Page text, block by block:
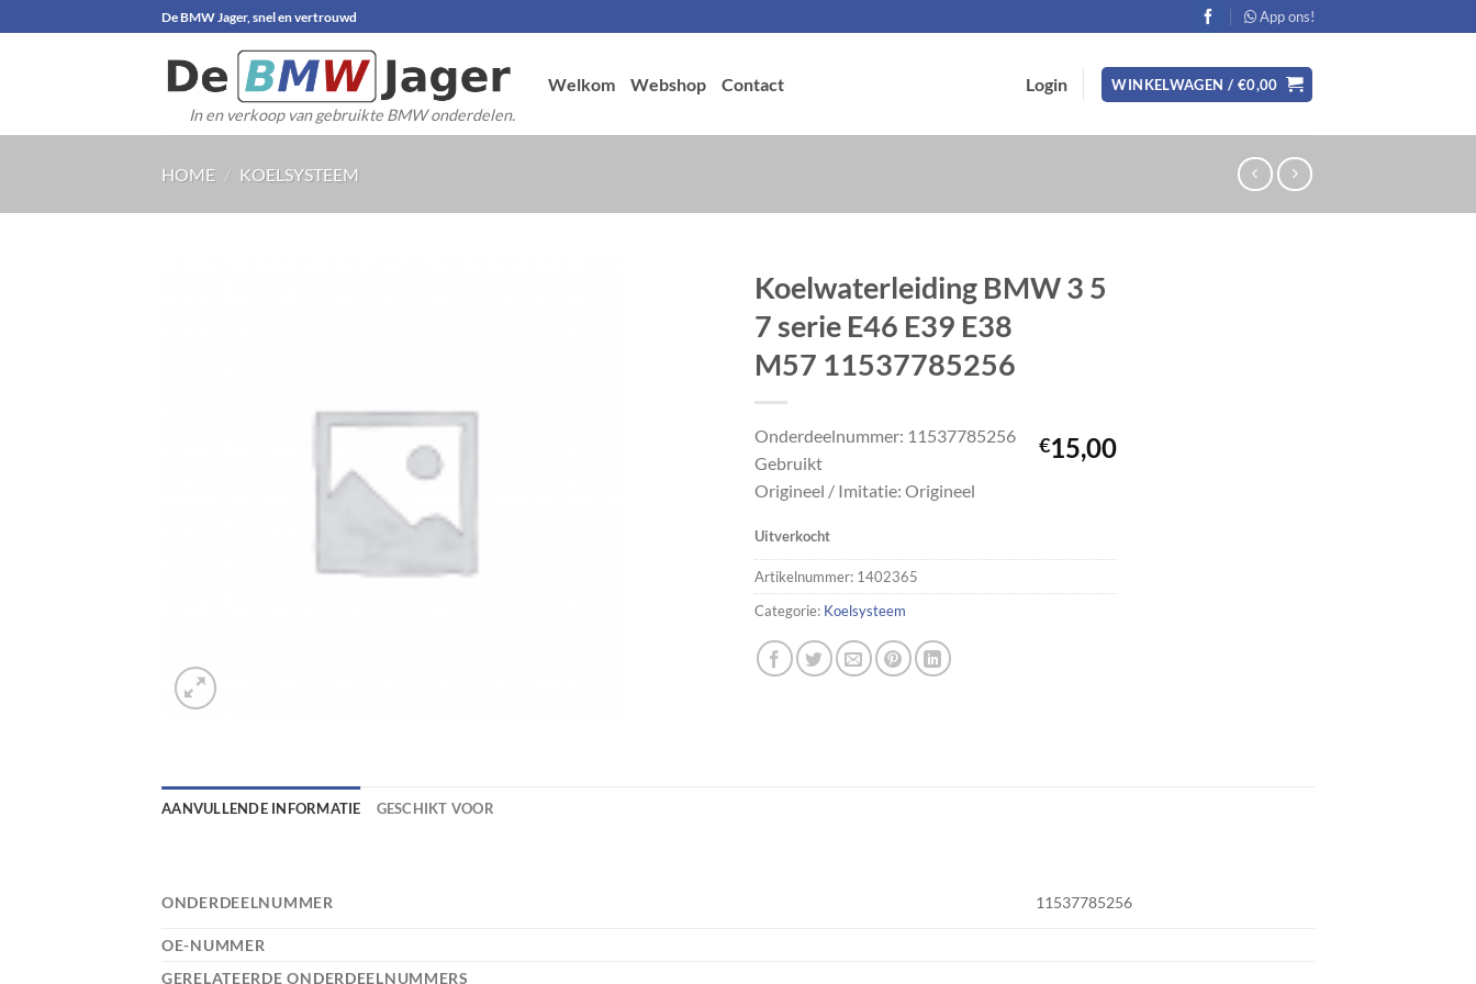
naar
De BMW Jager, snel en vertrouwd App ons!
In en verkoop van gebruikte BMW onderdelen.
Welkom Webshop Contact Login WINKELWAGEN / €0,00
HOME / KOELSYSTEEM
Koelwaterleiding BMW 3 5
7 serie E46 E39 E38
M57 11537785256
€15,00
Onderdeelnummer: 11537785256
Gebruikt
Origineel / Imitatie: Origineel
Uitverkocht
Artikelnummer: 1402365
Categorie: Koelsysteem
AANVULLENDE INFORMATIE GESCHIKT VOOR
ONDERDEELNUMMER 11537785256
OE-NUMMER
GERELATEERDE ONDERDEELNUMMERS